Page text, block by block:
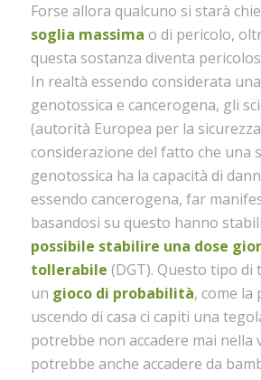
Forse allora qualcuno si starà
soglia massima o di pericolo,
questa sostanza diventa
In realtà essendo considerata
genotossica e cancerogena, gli
(autorità Europea per la
considerazione del fatto che una
genotossica ha la capacità di
essendo cancerogena, far
basandosi su questo hanno
possibile stabilire una dose
tollerabile (DGT). Questo tipo
un gioco di probabilità, come la
uscendo di casa ci capiti una
potrebbe non accadere mai nella
potrebbe anche accadere da